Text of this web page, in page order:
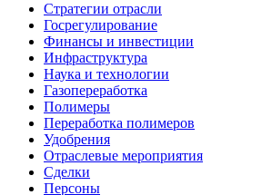
Стратегии отрасли
Госрегулирование
Финансы и инвестиции
Инфраструктура
Наука и технологии
Газопереработка
Полимеры
Переработка полимеров
Удобрения
Отраслевые мероприятия
Сделки
Персоны